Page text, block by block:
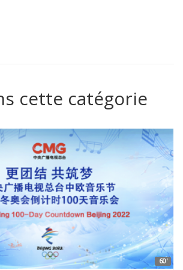
cette catégorie
60'